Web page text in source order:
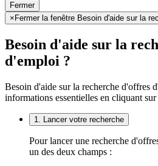
Fermer
× Fermer la fenêtre Besoin d'aide sur la
Besoin d'aide sur la
d'emploi ?
Besoin d'aide sur la recherche d'offres
informations essentielles en cliquant
1. Lancer votre recherche
Pour lancer une recherche
un des deux champs :